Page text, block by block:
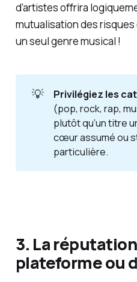
d'artistes offrira
mutualisation des risques
un seul genre musical !
💡
Privilégiez les
(pop, rock, rap,
plutôt qu’un titre
cœur assumé ou
particulière.
3. La
plateforme ou